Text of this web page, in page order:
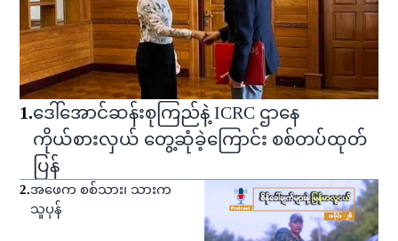
1.ဒေါ်အောင်ဆန်းစုကြည်နဲ့ ICRC ဌာနေ
ကိုယ်စားလှယ် တွေ့ဆုံခဲ့ကြောင်း စစ်တပ်ထုတ်
ပြန်
2.အဖေက စစ်သား၊ သားက
သူပုန်